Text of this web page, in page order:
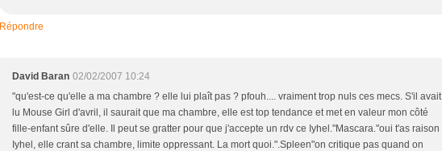
Répondre
David Baran 02/02/2007 10:24
"qu'est-ce qu'elle a ma chambre ? elle lui plaît pas ? pfouh.... vraiment trop nuls ces mecs. S'il avait
lu Mouse Girl d'avril, il saurait que ma chambre, elle est top tendance et met en valeur mon côté
fille-enfant sûre d'elle. Il peut se gratter pour que j'accepte un rdv ce Iyhel."Mascara."oui t'as raison
Iyhel, elle crant sa chambre, limite oppressant. La mort quoi.".Spleen"on critique pas quand on